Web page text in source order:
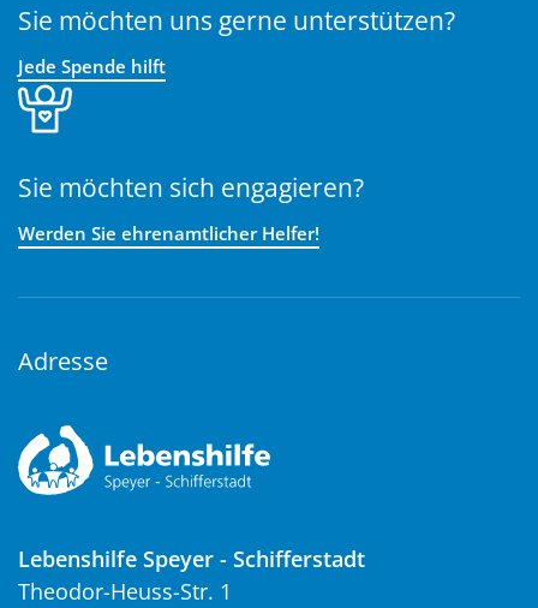
Sie möchten uns gerne unterstützen?
Jede Spende hilft
Sie möchten sich engagieren?
Werden Sie ehrenamtlicher Helfer!
Adresse
Lebenshilfe Speyer - Schifferstadt
Theodor-Heuss-Str. 1